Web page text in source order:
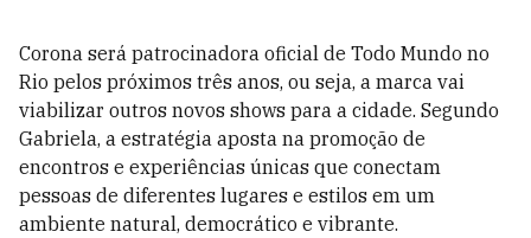
Corona será patrocinadora oficial de Todo Mundo no
Rio pelos próximos três anos, ou seja, a marca vai
viabilizar outros novos shows para a cidade. Segundo
Gabriela, a estratégia aposta na promoção de
encontros e experiências únicas que conectam
pessoas de diferentes lugares e estilos em um
ambiente natural, democrático e vibrante.